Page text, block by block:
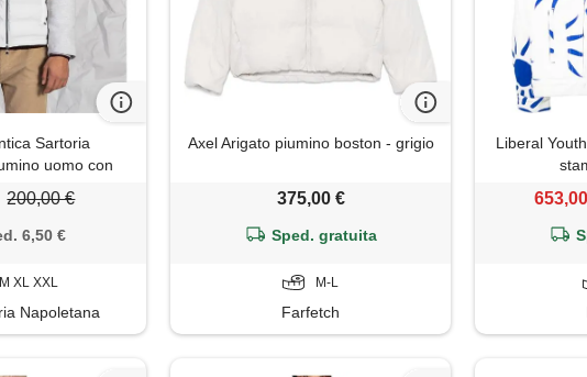
Sartoria
uomo con
in lana
200,00 €
6,50 €
XL XXL
Napoletana
Axel Arigato piumino boston - grigio
375,00 €
Sped. gratuita
M-L
Farfetch
Liberal